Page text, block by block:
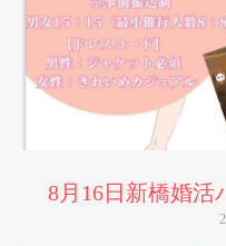
8月16日新橋婚活